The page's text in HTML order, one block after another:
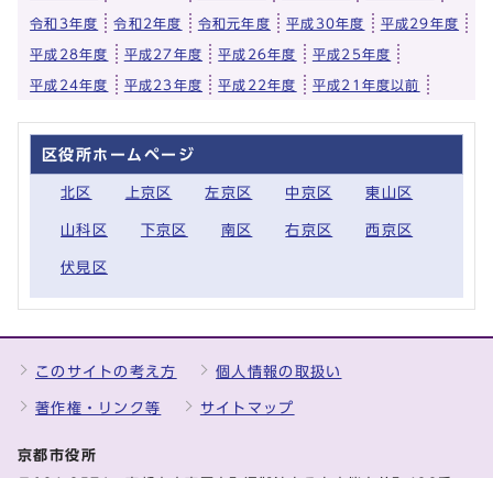
令和3年度 令和2年度 令和元年度 平成30年度 平成29年度
平成28年度 平成27年度 平成26年度 平成25年度
平成24年度 平成23年度 平成22年度 平成21年度以前
区役所ホームページ
北区 上京区 左京区 中京区 東山区
山科区 下京区 南区 右京区 西京区
伏見区
このサイトの考え方 個人情報の取扱い
著作権・リンク等 サイトマップ
京都市役所